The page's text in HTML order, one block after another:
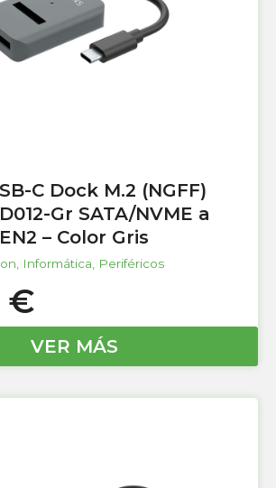
C Dock M.2 (NGFF)
Gr SATA/NVME a
– Color Gris
Informática Periféricos
€
VER MÁS